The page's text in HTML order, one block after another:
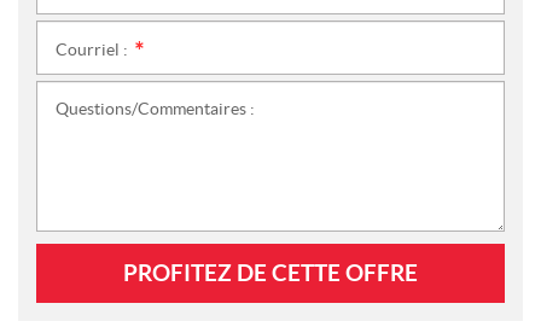
Courriel :
Questions/Commentaires :
PROFITEZ DE CETTE OFFRE